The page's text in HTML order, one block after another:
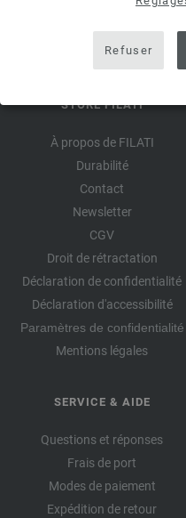
Refuser
STORE FILATI
À propos de FILATI
Durabilité
Contact
Newsletter
CGV
Droit de rétractation
Déclaration de confidentialité
Déclaration d'accessibilité
Paramètres de confidentialité
Mentions légales
SERVICE & AIDE
Questions et réponses
Frais de port
Modes de paiement
Expédition de retour